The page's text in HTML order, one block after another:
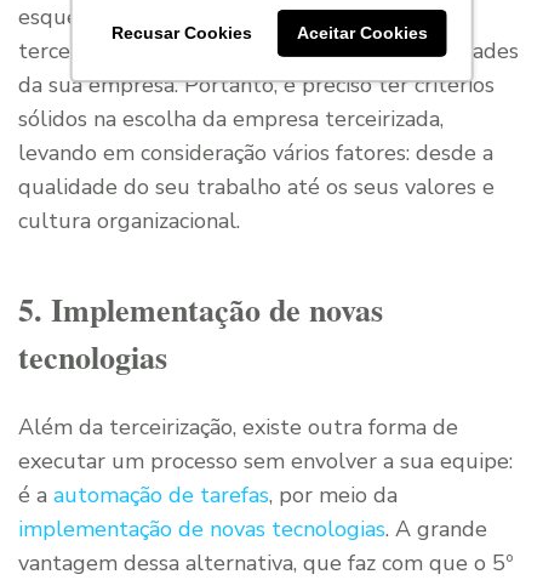
Recusar Cookies Aceitar Cookies
esqueça de que você está envolvendo uma
terceira parte, um “agente externo”, nas atividades
da sua empresa. Portanto, é preciso ter critérios
sólidos na escolha da empresa terceirizada,
levando em consideração vários fatores: desde a
qualidade do seu trabalho até os seus valores e
cultura organizacional.
5. Implementação de novas
tecnologias
Além da terceirização, existe outra forma de
executar um processo sem envolver a sua equipe:
é a automação de tarefas, por meio da
implementação de novas tecnologias. A grande
vantagem dessa alternativa, que faz com que o 5º